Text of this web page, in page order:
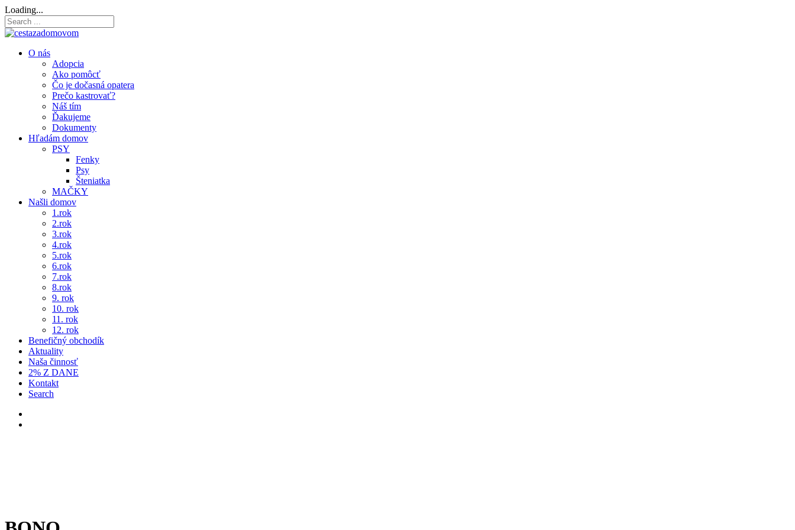
Loading...
O nás
Adopcia
Ako pomôcť
Čo je dočasná opatera
Prečo kastrovať?
Náš tím
Ďakujeme
Dokumenty
Hľadám domov
PSY
Fenky
Psy
Šteniatka
MAČKY
Našli domov
1.rok
2.rok
3.rok
4.rok
5.rok
6.rok
7.rok
8.rok
9. rok
10. rok
11. rok
12. rok
Benefičný obchodík
Aktuality
Naša činnosť
2% Z DANE
Kontakt
Search